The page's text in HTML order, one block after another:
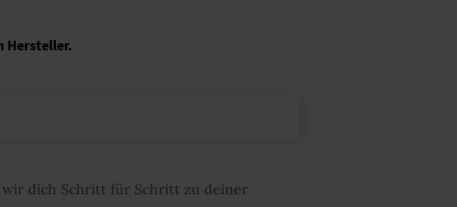
Hersteller.
wir dich Schritt für Schritt zu deiner